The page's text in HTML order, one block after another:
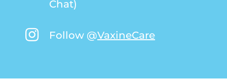
Chat)
 Follow @VaxineCare